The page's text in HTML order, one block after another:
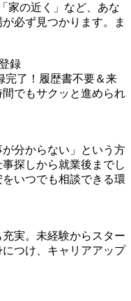
家の近く」など、あな
必ず見つかります。ま
録
完了！履歴書不要＆来
でもサクッと進められ
が分からない」という方
探しから就業後までし
いつでも相談できる環
実。未経験からスター
つけ、キャリアアップ